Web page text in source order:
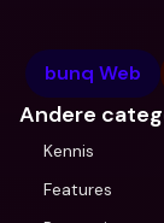
bunq Web
Andere
Kennis
Features